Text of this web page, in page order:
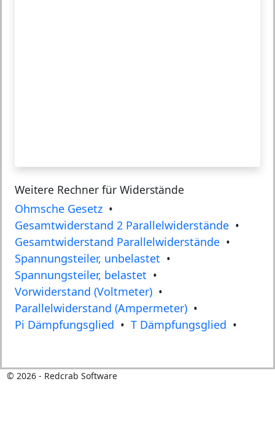
Weitere Rechner für Widerstände
Ohmsche Gesetz •
Gesamtwiderstand 2 Parallelwiderstände •
Gesamtwiderstand Parallelwiderstände •
Spannungsteiler, unbelastet •
Spannungsteiler, belastet •
Vorwiderstand (Voltmeter) •
Parallelwiderstand (Ampermeter) •
Pi Dämpfungsglied • T Dämpfungsglied •
© 2026- Redcrab Software